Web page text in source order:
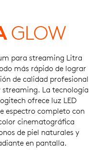
GLOW
para streaming Litra
más rápido de lograr
de calidad profesional
streaming. La tecnología
ofrece luz LED
espectro completo con
cinematográfica
de piel naturales y
en pantalla.